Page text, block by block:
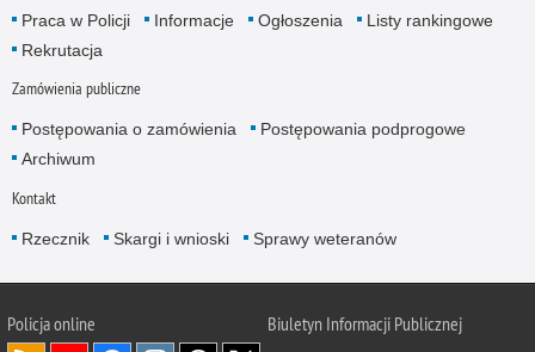
Praca w Policji Informacje Ogłoszenia
Listy rankingowe
Rekrutacja
Zamówienia publiczne
Postępowania o zamówienia
Postępowania podprogowe
Archiwum
Kontakt
Rzecznik Skargi i wnioski Sprawy weteranów
Policjaonline Biuletyn Informacji Publicznej